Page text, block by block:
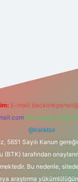
E-mail:
Whatsapp: 0262
@karabul
5651 Sayılı Kanun
(BTK) tarafından
Bu nedenle,
araştırma